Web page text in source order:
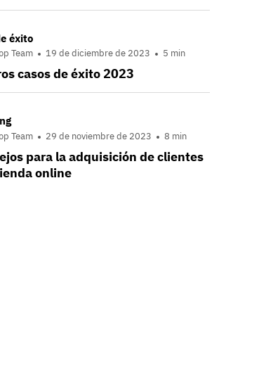
éxito
Team 19 de diciembre de 2023 5 min
casos de éxito 2023
Team 29 de noviembre de 2023 8 min
para la adquisición de clientes
online